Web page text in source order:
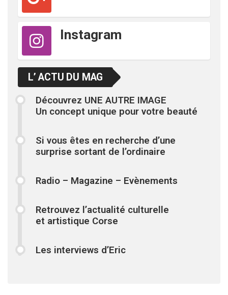
Instagram
L’ ACTU DU MAG
Découvrez UNE AUTRE IMAGE
Un concept unique pour votre beauté
Si vous êtes en recherche d’une
surprise sortant de l’ordinaire
Radio – Magazine – Evènements
Retrouvez l’actualité culturelle
et artistique Corse
Les interviews d’Eric